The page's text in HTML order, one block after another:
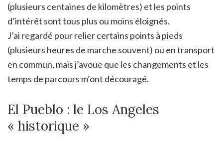
(plusieurs centaines de kilomètres) et les points
d’intérêt sont tous plus ou moins éloignés.
J’ai regardé pour relier certains points à pieds
(plusieurs heures de marche souvent) ou en transport
en commun, mais j’avoue que les changements et les
temps de parcours m’ont découragé.
El Pueblo : le Los Angeles
« historique »